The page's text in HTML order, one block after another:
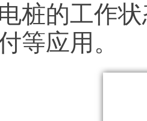
桩的工作
等应用。